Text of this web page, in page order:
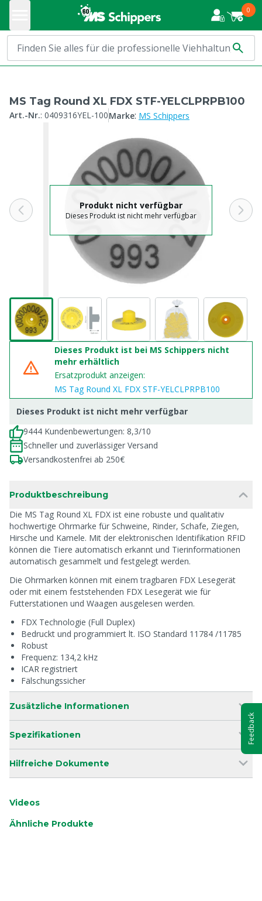
0
MS Tag Round XL FDX STF-YELCLPRPB100
Art.-Nr.: 0409316YEL-100Marke: MS Schippers
Produkt nicht verfügbar
Dieses Produkt ist nicht mehr verfügbar
Dieses Produkt ist bei MS Schippers nicht
mehr erhältlich
Ersatzprodukt anzeigen:
MS Tag Round XL FDX STF-YELCLPRPB100
Dieses Produkt ist nicht mehr verfügbar
9444 Kundenbewertungen: 8,3/10
Schneller und zuverlässiger Versand
Versandkostenfrei ab 250€
Produktbeschreibung
Die MS Tag Round XL FDX ist eine robuste und qualitativ
hochwertige Ohrmarke für Schweine, Rinder, Schafe, Ziegen,
Hirsche und Kamele. Mit der elektronischen Identifikation RFID
können die Tiere automatisch erkannt und Tierinformationen
automatisch gesammelt und festgelegt werden.
Die Ohrmarken können mit einem tragbaren FDX Lesegerät
oder mit einem feststehenden FDX Lesegerät wie für
Futterstationen und Waagen ausgelesen werden.
FDX Technologie (Full Duplex)
Bedruckt und programmiert lt. ISO Standard 11784 /11785
Robust
Frequenz: 134,2 kHz
ICAR registriert
Fälschungssicher
Zusätzliche Informationen
Spezifikationen
Hilfreiche Dokumente
Videos
Ähnliche Produkte
Feedback